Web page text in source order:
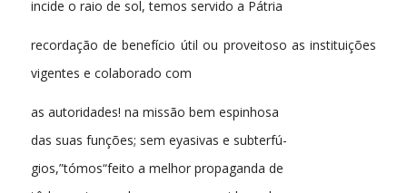
incide o raio de sol, temos servido a Pátria
recordação de benefício útil ou proveitoso as instituições
vigentes e colaborado com
as autoridades! na missão bem espinhosa
das suas funções; sem eyasivas e subterfú-
gios,”tómos“feito a melhor propaganda de